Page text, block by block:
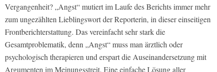
Vergangenheit? „Angst“ mutiert im Laufe des Berichts immer mehr
zum ungezählten Lieblingswort der Reporterin, in dieser einseitigen
Frontberichterstattung. Das vereinfacht sehr stark die
Gesamtproblematik, denn „Angst“ muss man ärztlich oder
psychologisch therapieren und erspart die Auseinandersetzung mit
Argumenten im Meinungsstreit. Eine einfache Lösung aller